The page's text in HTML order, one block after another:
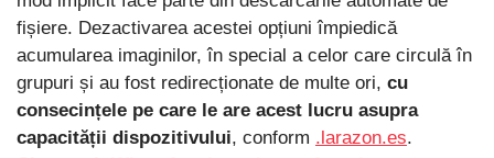
fișiere. Dezactivarea acestei opțiuni împiedică
acumularea imaginilor, în special a celor care circulă în
grupuri și au fost redirecționate de multe ori, cu
consecințele pe care le are acest lucru asupra
capacității dispozitivului, conform .larazon.es.